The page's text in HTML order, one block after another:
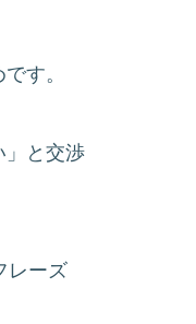
す。
」と交渉
レーズ